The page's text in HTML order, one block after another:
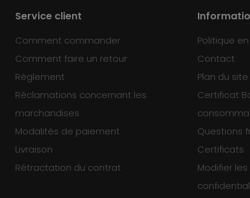
Service client
Comment commander
Comment faire un retour
Règlement
Réclamations concernant les
marchandises
Modalités de paiement
Livraison
Rétractation du contrat
Politique
Contact
Plan du site
Certificat
Questions
Certificats
Modifier